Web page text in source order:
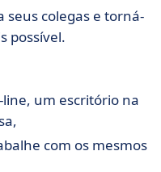
seus colegas e torná-
possível.
um escritório na
com os mesmos